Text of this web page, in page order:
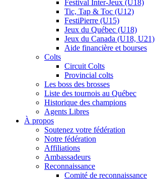
Festival Inter-Jeux (U18)
Tic, Tap & Toc (U12)
FestiPierre (U15)
Jeux du Québec (U18)
Jeux du Canada (U18, U21)
Aide financière et bourses
Colts
Circuit Colts
Provincial colts
Les boss des brosses
Liste des tournois au Québec
Historique des champions
Agents Libres
À propos
Soutenez votre fédération
Notre fédération
Affiliations
Ambassadeurs
Reconnaissance
Comité de reconnaissance